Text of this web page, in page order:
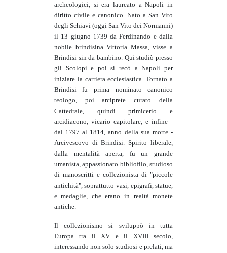
archeologici, si era laureato a Napoli in
diritto civile e canonico. Nato a San Vito
degli Schiavi (oggi San Vito dei Normanni)
il 13 giugno 1739 da Ferdinando e dalla
nobile brindisina Vittoria Massa, visse a
Brindisi sin da bambino. Qui studiò presso
gli Scolopi e poi si recò a Napoli per
iniziare la carriera ecclesiastica. Tornato a
Brindisi fu prima nominato canonico
teologo, poi arciprete curato della
Cattedrale, quindi primicerio e
arcidiacono, vicario capitolare, e infine -
dal 1797 al 1814, anno della sua morte -
Arcivescovo di Brindisi. Spirito liberale,
dalla mentalità aperta, fu un grande
umanista, appassionato bibliofilo, studioso
di manoscritti e collezionista di "piccole
antichità", soprattutto vasi, epigrafi, statue,
e medaglie, che erano in realtà monete
antiche.
Il collezionismo si sviluppò in tutta
Europa tra il XV e il XVIII secolo,
interessando non solo studiosi e prelati, ma